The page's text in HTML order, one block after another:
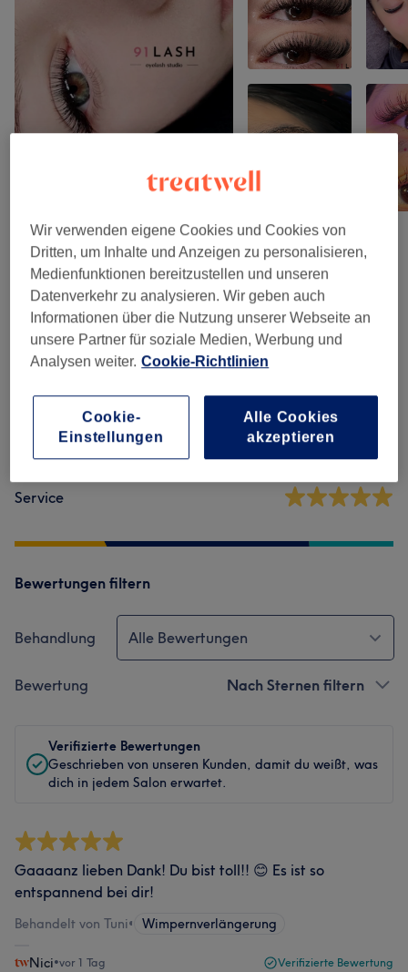
Salonbewertungen
5,0
Sauberkeit
Service
Bewertungen filtern
Behandlung Alle Bewertungen
Bewertung Nach Sternen filtern
Verifizierte Bewertungen
Geschrieben von unseren Kunden, damit du weißt, was
dich in jedem Salon erwartet.
Gaaaanz lieben Dank! Du bist toll!! 😊 Es ist so
entspannend bei dir!
Behandelt von Tuni• Wimpernverlängerung
Nici•vor 1 Tag Verifizierte Bewertung
Wir verwenden eigene Cookies und Cookies von
Dritten, um Inhalte und Anzeigen zu personalisieren,
Medienfunktionen bereitzustellen und unseren
Datenverkehr zu analysieren. Wir geben auch
Informationen über die Nutzung unserer Webseite an
unsere Partner für soziale Medien, Werbung und
Analysen weiter. Cookie-Richtlinien
Cookie-
Einstellungen
Alle Cookies
akzeptieren